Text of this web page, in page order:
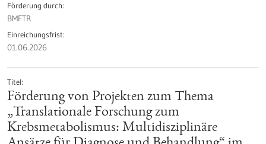
Förderung durch
BMFTR
Einreichungsfrist
01.06.2026
Titel
Förderung von Projekten zum Thema
„Translationale Forschung zum
Krebsmetabolismus: Multidisziplinäre